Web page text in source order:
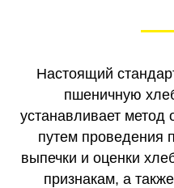
Настоящий
пшеничную
устанавливает метод
путем проведения
выпечки и оценки
признакам, а